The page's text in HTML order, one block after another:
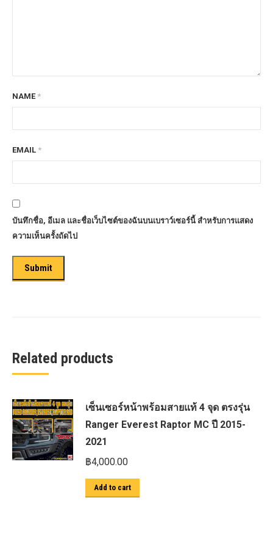
NAME *
EMAIL *
บันทึกชื่อ, อีเมล และชื่อเว็บไซต์ของฉันบนเบราว์เซอร์นี้ สำหรับการแสดง
ความเห็นครั้งถัดไป
Related products
เซ็นเซอร์หน้าพร้อมสายแท้ 4 จุด ตรงรุ่น
Ranger Everest Raptor MC ปี 2015-
2021
฿4,000.00
Add to cart